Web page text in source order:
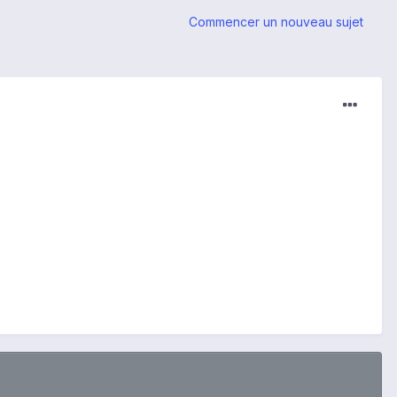
Commencer un nouveau sujet